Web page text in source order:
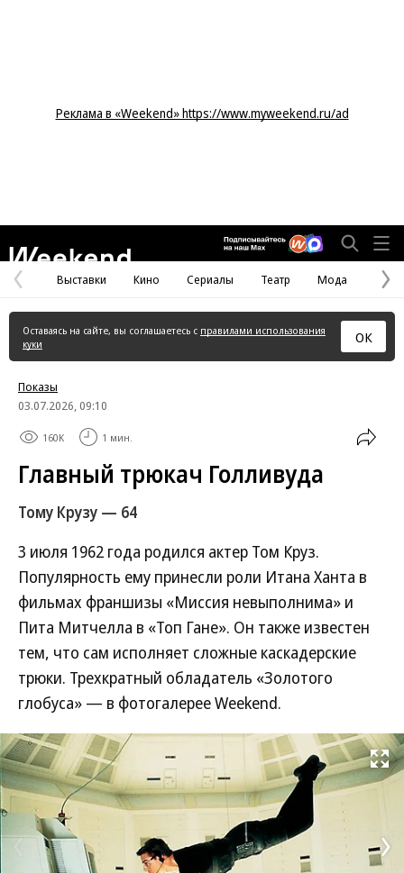
Реклама в «Weekend» https://www.myweekend.ru/ad
Предыдущая
страница
Выставки Кино Сериалы Театр Мода
Оставаясь на сайте, вы соглашаетесь с правилами использования
куки
ОК
Показы
03.07.2026, 09:10
160K 1 мин.
Главный трюкач Голливуда
Тому Крузу — 64
3 июля 1962 года родился актер Том Круз.
Популярность ему принесли роли Итана Ханта в
фильмах франшизы «Миссия невыполнима» и
Пита Митчелла в «Топ Гане». Он также известен
тем, что сам исполняет сложные каскадерские
трюки. Трехкратный обладатель «Золотого
глобуса» — в фотогалерее Weekend.
Развернуть